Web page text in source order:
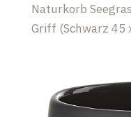
Naturkorb
Griff (Schwarz 45